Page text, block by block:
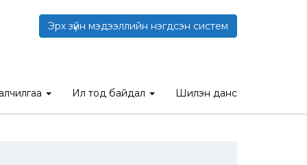
Эрх зүйн мэдээллийн нэгдсэн систем
Ил тод байдал Шилэн данс